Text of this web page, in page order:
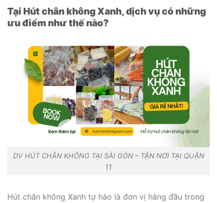
Tại Hút chân không Xanh, dịch vụ có những
ưu điểm như thế nào?
DV HÚT CHÂN KHÔNG TẠI SÀI GÒN – TẬN NƠI TẠI QUẬN
11
Hút chân không Xanh tự hào là đơn vị hàng đầu trong